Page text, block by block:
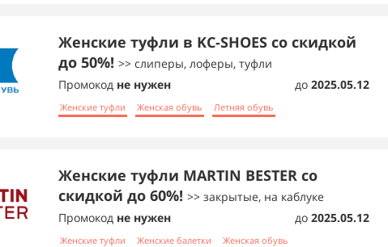
Женские туфли в KC-SHOES со скидкой
до 50%! >> слиперы, лоферы, туфли
Промокод не нужен до 2025.05.12
Женские туфли Женская обувь Летняя обувь
Женские туфли MARTIN BESTER со
скидкой до 60%! >> закрытые, на каблуке
Промокод не нужен до 2025.05.12
Женские туфли Женские балетки Женская обувь